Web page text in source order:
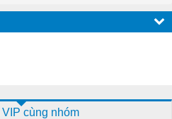
cùng nhóm